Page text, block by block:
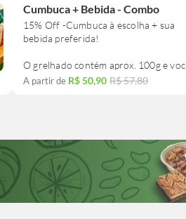
Cumbuca + Bebida - Combo
15% Off -Cumbuca à escolha + sua
bebida preferida!
O grelhado contém aprox. 100g e você
ainda pode acrescentar mais um se
A partir de R$ 50,90 R$ 57,80